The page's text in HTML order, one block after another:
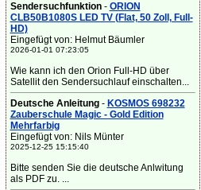
Sendersuchfunktion- ORION
CLB50B1080S LED TV (Flat, 50 Zoll, Full-
HD)
Eingefügt von: Helmut Bäumler
2026-01-01 07:23:05
Wie kann ich den Orion Full-HD über
Satellit den Sendersuchlauf einschalten...
Deutsche Anleitung- KOSMOS 698232
Zauberschule Magic - Gold Edition
Mehrfarbig
Eingefügt von: Nils Münter
2025-12-25 15:15:40
Bitte senden Sie die deutsche Anlwitung
als PDF zu. ...